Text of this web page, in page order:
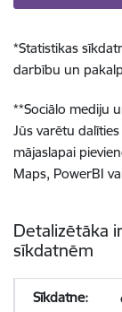
*Statistikas
darbību un
**Sociālo mediju
Jūs varētu
mājaslapai
Maps, PowerBI
Detalizētāka
sīkdatnēm